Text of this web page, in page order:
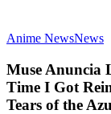
Anime NewsNews
Muse Anuncia
Time I Got
Tears of the